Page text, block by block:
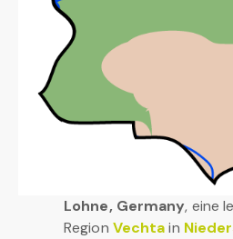
Lohne, Germany, eine
Region Vechtain